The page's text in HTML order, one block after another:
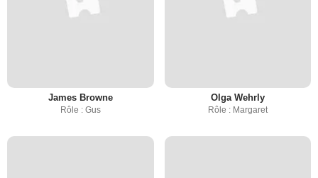
James Browne
Rôle : Gus
Olga Wehrly
Rôle : Margaret